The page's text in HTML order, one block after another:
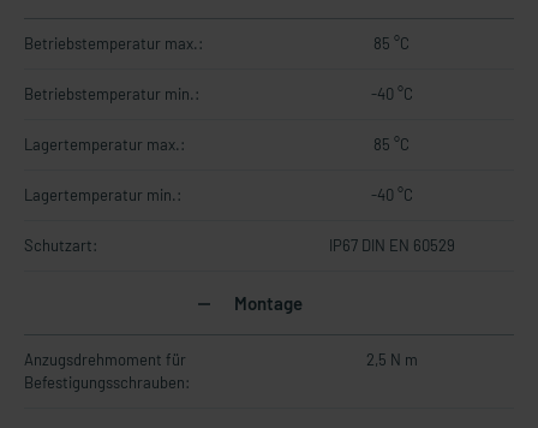
Betriebstemperatur max.: 85 °C
Betriebstemperatur min.: -40 °C
Lagertemperatur max.: 85 °C
Lagertemperatur min.: -40 °C
Schutzart: IP67 DIN EN 60529
Montage
Anzugsdrehmoment für
Befestigungsschrauben:
2,5 N m